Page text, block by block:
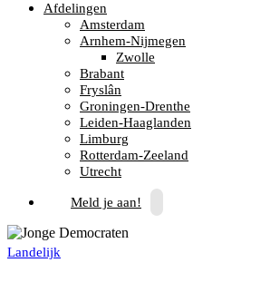
Afdelingen
Amsterdam
Arnhem-Nijmegen
Zwolle
Brabant
Fryslân
Groningen-Drenthe
Leiden-Haaglanden
Limburg
Rotterdam-Zeeland
Utrecht
Meld je aan!
Landelijk